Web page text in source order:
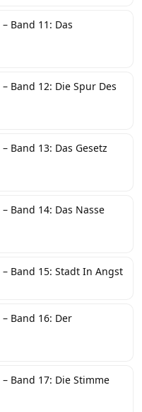
– Band 11: Das
– Band 12: Die Spur Des
– Band 13: Das Gesetz
– Band 14: Das Nasse
– Band 15: Stadt In Angst
– Band 16: Der
– Band 17: Die Stimme